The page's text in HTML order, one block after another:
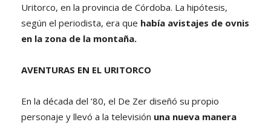
Uritorco, en la provincia de Córdoba. La hipótesis,
según el periodista, era que había avistajes de ovnis
en la zona de la montaña.
AVENTURAS EN EL URITORCO
En la década del ’80, el De Zer diseñó su propio
personaje y llevó a la televisión una nueva manera